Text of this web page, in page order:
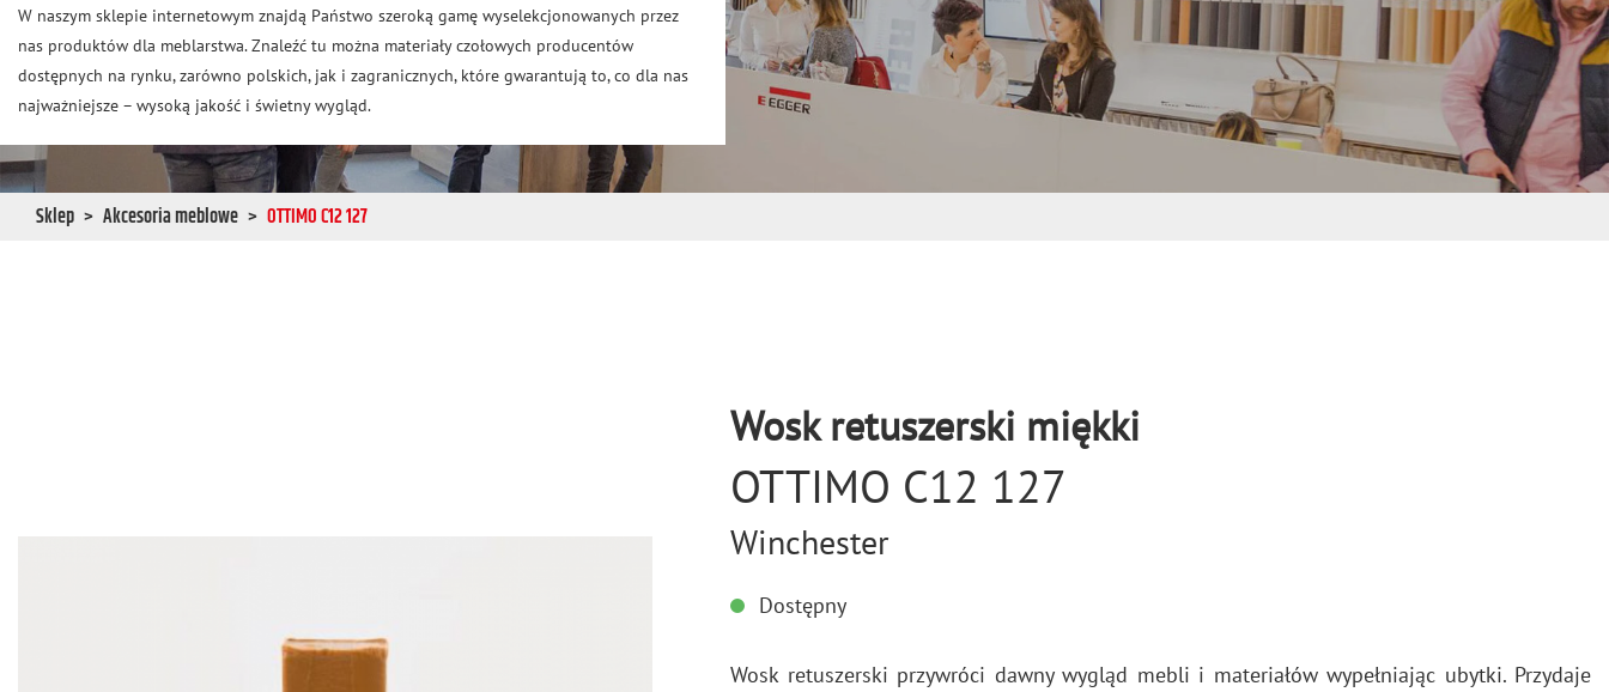
W naszym sklepie internetowym znajdą Państwo szeroką gamę wyselekcjonowanych przez
nas produktów dla meblarstwa. Znaleźć tu można materiały czołowych producentów
dostępnych na rynku, zarówno polskich, jak i zagranicznych, które gwarantują to, co dla nas
najważniejsze – wysoką jakość i świetny wygląd.
Sklep Akcesoria meblowe OTTIMO C12 127
Wosk retuszerski miękki
OTTIMO C12 127
Winchester
Dostępny
Wosk re­tu­szer­ski przy­wró­ci dawny wy­gląd mebli i ma­te­ria­łów wy­peł­nia­jąc ubyt­ki. Przy­da­je